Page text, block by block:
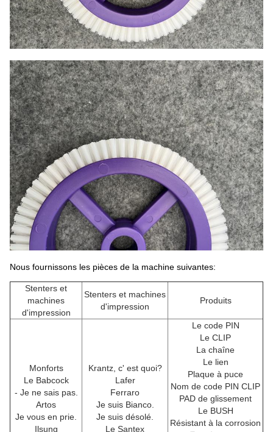
Nous fournissons les pièces de la machine suivantes:
Stenters et
machines
d'impression
Stenters et machines
d'impression
Produits
Monforts
Le Babcock
- Je ne sais pas.
Artos
Je vous en prie.
Ilsung
Krantz, c' est quoi?
Lafer
Ferraro
Je suis Bianco.
Je suis désolé.
Le Santex
Le code PIN
Le CLIP
La chaîne
Le lien
Plaque à puce
Nom de code PIN CLIP
PAD de glissement
Le BUSH
Résistant à la corrosion